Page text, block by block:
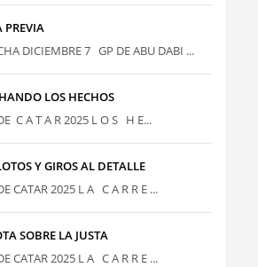
PREVIA
DICIEMBRE 7 GP DE ABU DABI ...
LOS HECHOS
C A T A R 2025 L O S H E...
Y GIROS AL DETALLE
CATAR 2025 L A C A R R E ...
SOBRE LA JUSTA
CATAR 2025 L A C A R R E ...